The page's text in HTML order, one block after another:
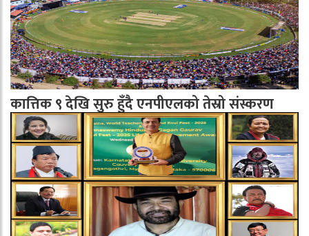
कात्तिक ९ देखि सुरु हुँदै एनपीएलको तेस्रो संस्करण